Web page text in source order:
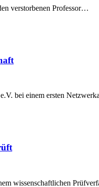
verstorbenen Professor…
bei einem ersten
wissenschaftlichen